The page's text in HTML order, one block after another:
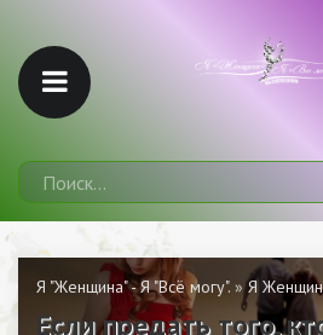
Я "Женщина" - Я "Всё могу". »Я
Если предать того,